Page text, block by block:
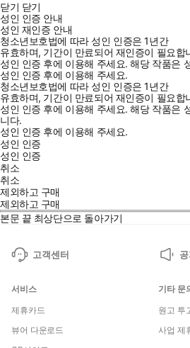
닫기 닫기
성인 인증 안내
성인 재인증 안내
청소년보호법에 따라 성인 인증은 1년간
유효하며, 기간이 만료되어 재인증이 필요합
성인 인증 후에 이용해 주세요.해당 작품은
성인 인증 후에 이용해 주세요.
청소년보호법에 따라 성인 인증은 1년간
유효하며, 기간이 만료되어 재인증이 필요합
성인 인증 후에 이용해 주세요.해당 작품은
니다.
성인 인증 후에 이용해 주세요.
성인 인증
성인 인증
취소
취소
제외하고 구매
제외하고 구매
본문 끝 최상단으로 돌아가기
고객센터
서비스
제휴카드
뷰어 다운로드
기타 문
원고 투
사업 제